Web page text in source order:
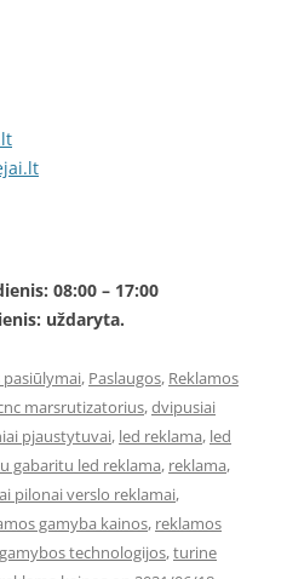
08:00 – 17:00
uždaryta.
pasiūlymai, Paslaugos, Reklamos
marsrutizatorius,dvipusiai
pjaustytuvai, led reklama, led
gabaritu led reklama, reklama,
pilonai verslo reklamai,
gamyba kainos, reklamos
technologijos,turine